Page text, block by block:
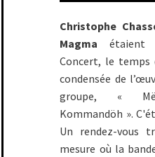
Christophe
Magma étaient
Concert, le temps
condensée de
groupe, «
Kommandöh ».
Un rendez-vous
mesure où la